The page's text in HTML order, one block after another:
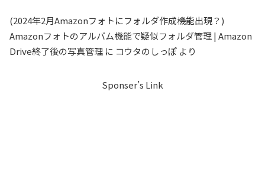
(2024年2月Amazonフォトにフォルダ作成機能出現？)
Amazonフォトのアルバム機能で疑似フォルダ管理 | Amazon
Drive終了後の写真管理 に コウタのしっぽ より
Sponser’s Link